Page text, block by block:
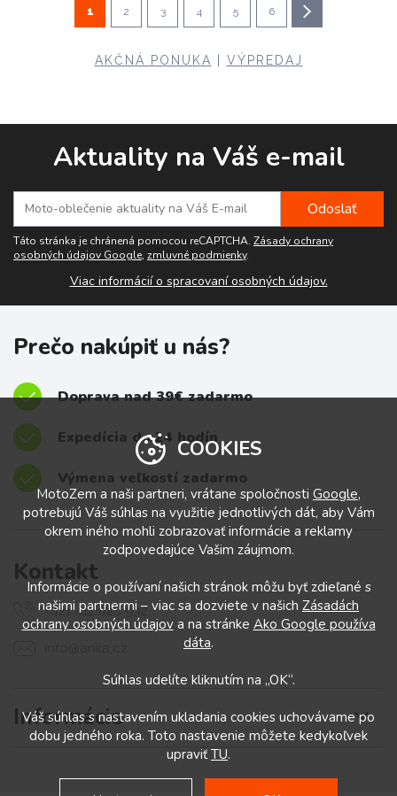
1 2 3 4 5 6
AKČNÁ PONUKA VÝPREDAJ
Aktuality na Váš e-mail
Táto stránka je chránená pomocou reCAPTCHA. Zásady ochrany
osobných údajov Google, zmluvné podmienky.
Viac informácií o spracovaní osobných údajov.
Prečo nakúpiť u nás?
Doprava nad 39€ zadarmo
Expedícia do 24 hodín
Výmena veľkostí zadarmo
Informácie
Kontakt
+421 412 028 932
COOKIES
MotoZem a naši partneri, vrátane spoločnosti Google,
potrebujú Váš súhlas na využitie jednotlivých dát, aby Vám
okrem iného mohli zobrazovať informácie a reklamy
zodpovedajúce Vašim záujmom.
Informácie o používaní našich stránok môžu byť zdieľané s
našimi partnermi – viac sa dozviete v našich Zásadách
ochrany osobných údajova na stránke Ako Google používa
dáta.
Súhlas udelíte kliknutím na „OK“.
Váš súhlas s nastavením ukladania cookies uchovávame po
dobu jedného roka. Toto nastavenie môžete kedykoľvek
upraviťTU.